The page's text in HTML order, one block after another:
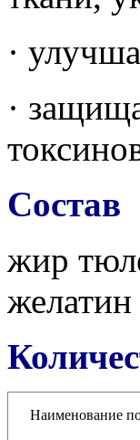
·
·
Состав
жир
Наименование